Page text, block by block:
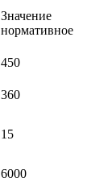
Значение
нормативное
450
360
15
6000